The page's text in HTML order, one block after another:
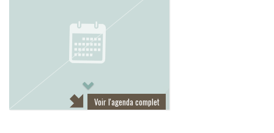
Voir l'agenda complet